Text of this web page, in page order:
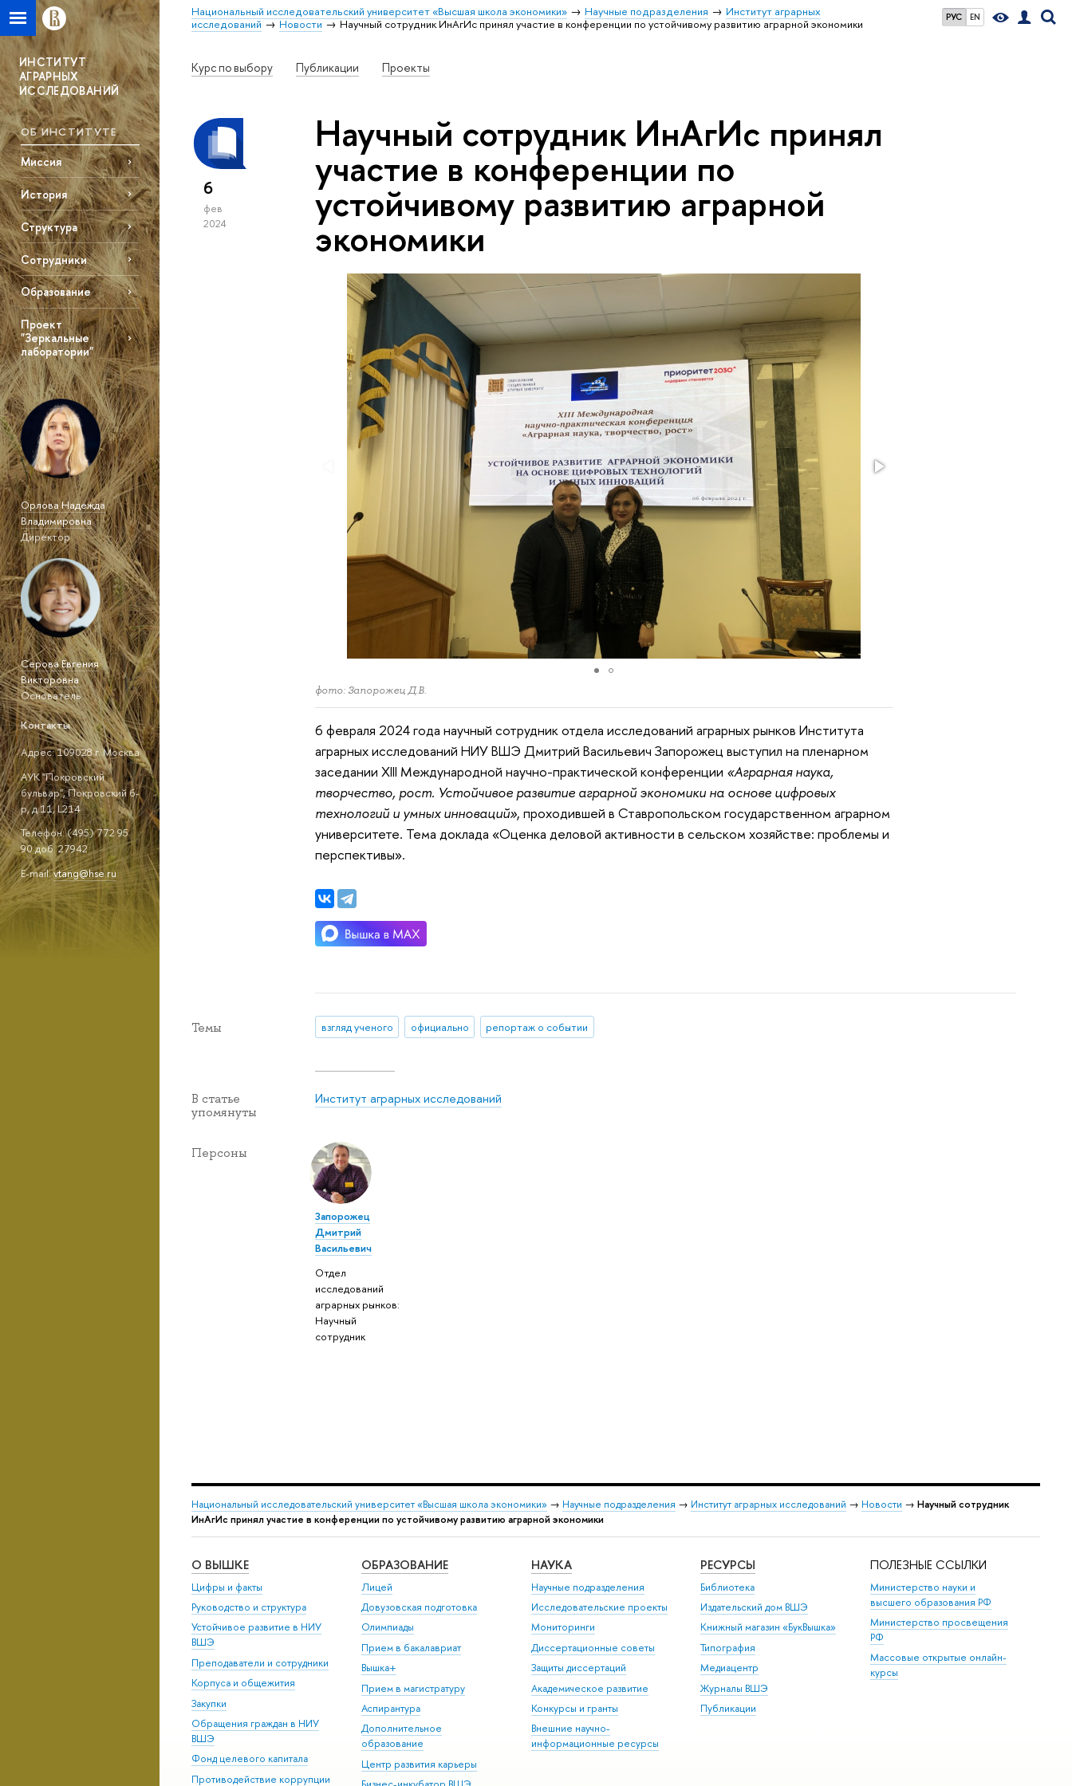
РУС EN
Национальный исследовательский университет «Высшая школа экономики» Научные подразделения
Институт аграрных
исследований
Новости Научный сотрудник ИнАгИс принял участие в конференции по устойчивому развитию аграрной экономики
ИНСТИТУТ
АГРАРНЫХ
ИССЛЕДОВАНИЙ
ОБ ИНСТИТУТЕ
Миссия
История
Структура
Сотрудники
Образование
Проект
"Зеркальные
лаборатории"
Орлова Надежда
Владимировна
Директор
Серова Евгения
Викторовна
Основатель
Контакты
Адрес: 109028 г. Москва
АУК "Покровский
бульвар", Покровский б-
р, д.11, L214
Телефон: (495) 772 95
90 доб. 27942
E-mail:vtang@hse.ru
Курс по выбору Публикации Проекты
6
фев
2024
Научный сотрудник ИнАгИс принял
участие в конференции по
устойчивому развитию аграрной
экономики
фото: Запорожец Д.В.
6 февраля 2024 года научный сотрудник отдела исследований аграрных рынков Института
аграрных исследований НИУ ВШЭ Дмитрий Васильевич Запорожец выступил на пленарном
заседании XIII Международной научно-практической конференции «Аграрная наука,
творчество, рост. Устойчивое развитие аграрной экономики на основе цифровых
технологий и умных инноваций», проходившей в Ставропольском государственном аграрном
университете. Тема доклада «Оценка деловой активности в сельском хозяйстве: проблемы и
перспективы».
Темы взгляд ученого официально репортаж о событии
В статье
упомянуты
Институт аграрных исследований
Персоны
Запорожец
Дмитрий
Васильевич
Отдел
исследований
аграрных рынков:
Научный
сотрудник
Национальный исследовательский университет «Высшая школа экономики» → Научные подразделения → Институт аграрных исследований → Новости → Научный сотрудник
ИнАгИс принял участие в конференции по устойчивому развитию аграрной экономики
О ВЫШКЕ
Цифры и факты
Руководство и структура
Устойчивое развитие в НИУ
ВШЭ
Преподаватели и сотрудники
Корпуса и общежития
Закупки
Обращения граждан в НИУ
ВШЭ
Фонд целевого капитала
Противодействие коррупции
ОБРАЗОВАНИЕ
Лицей
Довузовская подготовка
Олимпиады
Прием в бакалавриат
Вышка+
Прием в магистратуру
Аспирантура
Дополнительное
образование
Центр развития карьеры
НАУКА
Научные подразделения
Исследовательские проекты
Мониторинги
Диссертационные советы
Защиты диссертаций
Академическое развитие
Конкурсы и гранты
Внешние научно-
информационные ресурсы
РЕСУРСЫ
Библиотека
Издательский дом ВШЭ
Книжный магазин «БукВышка»
Типография
Медиацентр
Журналы ВШЭ
Публикации
ПОЛЕЗНЫЕ ССЫЛКИ
Министерство науки и
высшего образования РФ
Министерство просвещения
РФ
Массовые открытые онлайн-
курсы